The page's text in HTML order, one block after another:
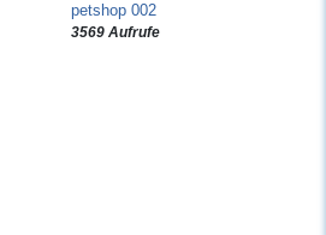
petshop 002
3569 Aufrufe